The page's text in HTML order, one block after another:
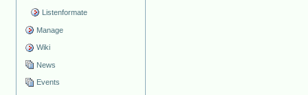
Listenformate
Manage
Wiki
News
Events